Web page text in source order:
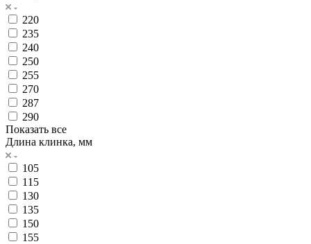
220
235
240
250
255
270
287
290
Показать все
Длина клинка, мм
105
115
130
135
150
155